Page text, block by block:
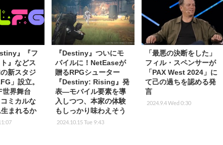
』『フ
』などス
新スタジ
」設立。
世界舞台
ミカルな
まれるか
『Destiny』ついにモ
バイルに！NetEaseが
贈るRPGシューター
『Destiny: Rising』発
表―モバイル要素を導
入しつつ、本家の体験
もしっかり味わえそう
2024.10.15 Tue 9:43
「最悪の決断をした」
フィル・スペンサーが
「PAX West 2024」に
て己の過ちを認める発
言
2024.9.4 Wed 0:30